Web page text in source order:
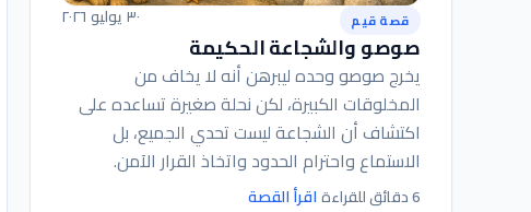
قصة قيم ٣٠ يوليو ٢٠٢٦
صوصو والشجاعة الحكيمة
يخرج صوصو وحده ليبرهن أنه لا يخاف من
المخلوقات الكبيرة، لكن نحلة صغيرة تساعده على
اكتشاف أن الشجاعة ليست تحدي الجميع، بل
الاستماع واحترام الحدود واتخاذ القرار الآمن.
6 دقائق للقراءة اقرأ القصة